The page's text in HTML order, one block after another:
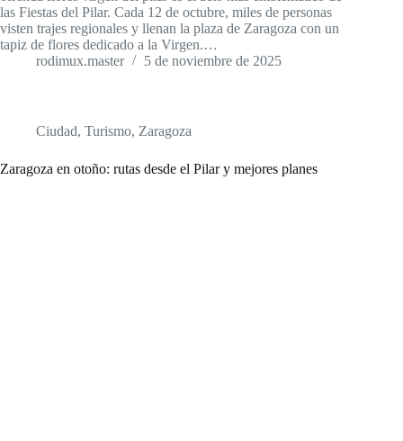
las Fiestas del Pilar. Cada 12 de octubre, miles de personas
visten trajes regionales y llenan la plaza de Zaragoza con un
tapiz de flores dedicado a la Virgen.…
rodimux.master
5 de noviembre de 2025
Ciudad, Turismo, Zaragoza
Zaragoza en otoño: rutas desde el Pilar y mejores planes